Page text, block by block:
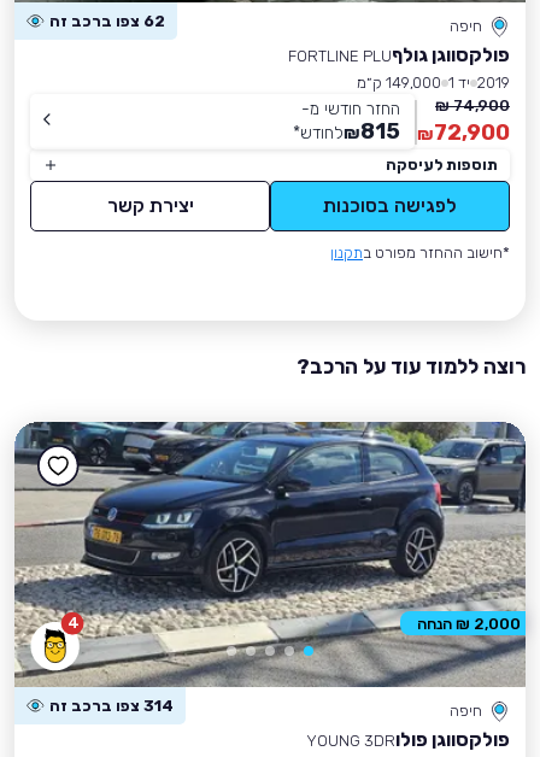
חיפה 62 צפו ברכב זה
פולקסווגן גולףFORTLINE PLU
2019 יד 1
149,000 ק״מ
74,900 ₪
72,900
₪
החזר חודשי מ-
815
₪לחודש*
תוספות לעיסקה
לפגישה בסוכנות יצירת קשר
*חישוב ההחזר מפורט בתקנון
רוצה ללמוד עוד על הרכב?
4
חיפה 314 צפו ברכב זה
פולקסווגן פולוYOUNG 3DR
2,000 ₪ הנחה